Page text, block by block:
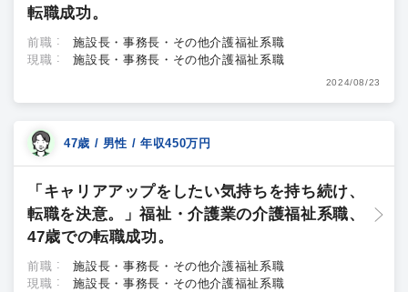
転職成功。
前職
施設長・事務長・その他介護福祉系職
現職
施設長・事務長・その他介護福祉系職
2024/08/23
47歳 / 男性 / 年収450万円
「キャリアアップをしたい気持ちを持ち続け、
転職を決意。」福祉・介護業の介護福祉系職、
47歳での転職成功。
前職
施設長・事務長・その他介護福祉系職
現職
施設長・事務長・その他介護福祉系職